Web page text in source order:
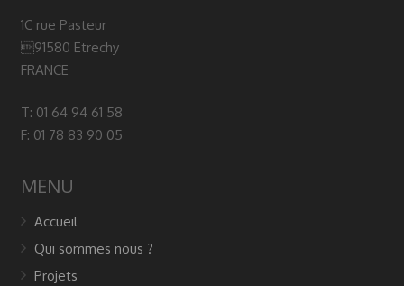
1C rue Pasteur
91580 Etrechy
FRANCE
T: 01 64 94 61 58
F: 01 78 83 90 05
MENU
Accueil
Qui sommes nous ?
Projets